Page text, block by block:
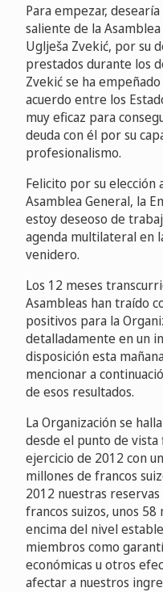
Para empezar,
saliente de la
Uglješa Zvekić, por su
prestados durante los
Zvekić se ha
acuerdo entre los
muy eficaz para
deuda con él por su
profesionalismo.
Felicito por su elección
Asamblea General, la
estoy deseoso de
agenda multilateral en
venidero.
Los 12 meses
Asambleas han traído
positivos para la
detalladamente en un
disposición esta
mencionar a
de esos resultados.
La Organización se
desde el punto de vista
ejercicio de 2012 con
millones de francos
2012 nuestras
francos suizos, unos
encima del nivel
miembros como
económicas u otros
afectar a nuestros